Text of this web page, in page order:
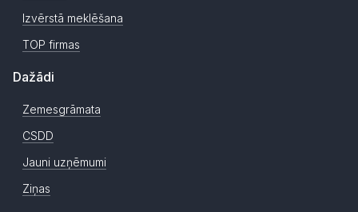
Izvērstā meklēšana
TOP firmas
Dažādi
Zemesgrāmata
CSDD
Jauni uzņēmumi
Ziņas